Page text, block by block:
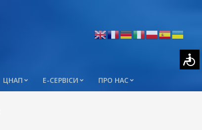
ЦНАП Е-СЕРВІСИ ПРО НАС